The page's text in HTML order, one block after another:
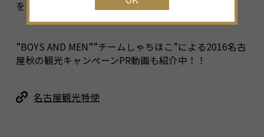
を体感できるイベントなど盛だくさん！
”BOYS AND MEN””チームしゃちほこ”による2016名古
屋秋の観光キャンペーンPR動画も紹介中！！
名古屋観光特使